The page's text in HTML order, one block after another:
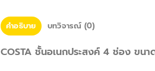
คำอธิบาย บทวิจารณ์ (0)
COSTA ชั้นอเนกประสงค์ 4 ช่อง ขน